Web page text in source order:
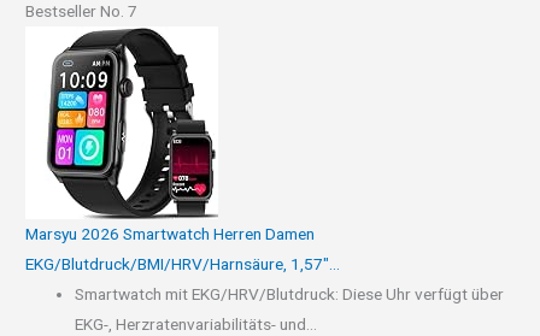
Bestseller No. 7
Marsyu 2026 Smartwatch Herren Damen
EKG/Blutdruck/BMI/HRV/Harnsäure, 1,57"...
Smartwatch mit EKG/HRV/Blutdruck: Diese Uhr verfügt über
EKG-, Herzratenvariabilitäts- und...